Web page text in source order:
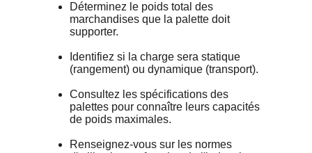
Déterminez le poids total des
marchandises que la palette doit
supporter.
Identifiez si la charge sera statique
(rangement) ou dynamique (transport).
Consultez les spécifications des
palettes pour connaître leurs capacités
de poids maximales.
Renseignez-vous sur les normes